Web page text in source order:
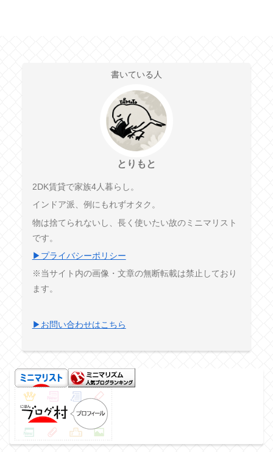
書いている人
とりもと
2DK賃貸で家族4人暮らし。
インドア派、例にもれずオタク。
物は捨てられないし、長く使いたい故のミニマリスト
です。
▶プライバシーポリシー
※当サイト内の画像・文章の無断転載は禁止しており
ます。
▶お問い合わせはこちら